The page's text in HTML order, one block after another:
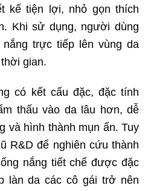
kế tiện lợi, nhỏ gọn thích
Khi sử dụng, người dùng
trực tiếp lên vùng da
gian.
có kết cấu đặc, đặc tính
thấu vào da lâu hơn, dễ
và hình thành mụn ẩn. Tuy
R&D để nghiên cứu thành
nắng tiết chế được đặc
làn da các cô gái trở nên